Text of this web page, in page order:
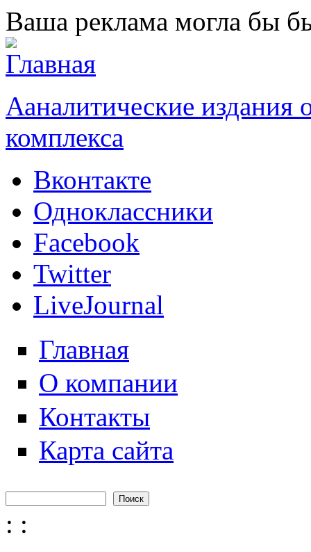
Перейти к основному содержанию
Ваша реклама могла бы
Ааналитические
комплекса
Вконтакте
Одноклассники
Facebook
Twitter
LiveJournal
Главная
О компании
Контакты
Карта сайта
Форма поиска
: :